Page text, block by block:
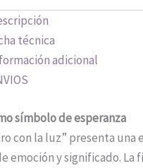
técnica
adicional
símbolo de esperanza
con la luz” presenta una
emoción y significado. La